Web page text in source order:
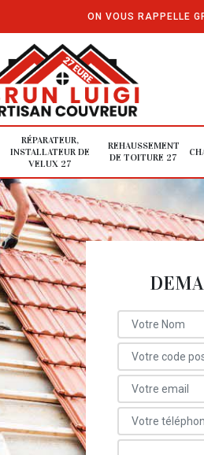
ON VOUS RAPPELLE
RÉPARATEUR,
INSTALLATEUR DE
VELUX 27
REHAUSSEMENT
DE TOITURE 27